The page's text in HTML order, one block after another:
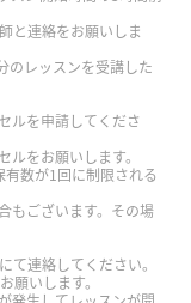
见！
下次见！
性 )
解释非常容易
ッスンありが
と連絡をお願いしま
のレッスンを受講した
ルを申請してくださ
をお願いします。
数が1回に制限される
もございます。その場
て連絡してください。
願いします。